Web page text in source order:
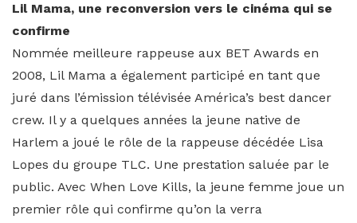
Lil Mama, une reconversion vers le cinéma qui se
confirme
Nommée meilleure rappeuse aux BET Awards en
2008, Lil Mama a également participé en tant que
juré dans l’émission télévisée América’s best dancer
crew. Il y a quelques années la jeune native de
Harlem a joué le rôle de la rappeuse décédée Lisa
Lopes du groupe TLC. Une prestation saluée par le
public. Avec When Love Kills, la jeune femme joue un
premier rôle qui confirme qu’on la verra